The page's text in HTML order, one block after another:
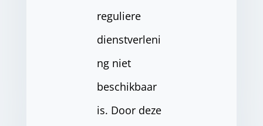
reguliere
dienstverleni
ng niet
beschikbaar
is. Door deze